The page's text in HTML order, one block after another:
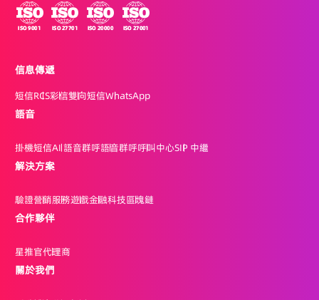
信息傳遞
短信RCS彩信雙向短信WhatsApp
語音
掛機短信AI 語音群呼語音群呼呼叫中心SIP 中繼
解決方案
驗證營銷服務遊戲金融科技區塊鏈
合作夥伴
星推官代理商
關於我們